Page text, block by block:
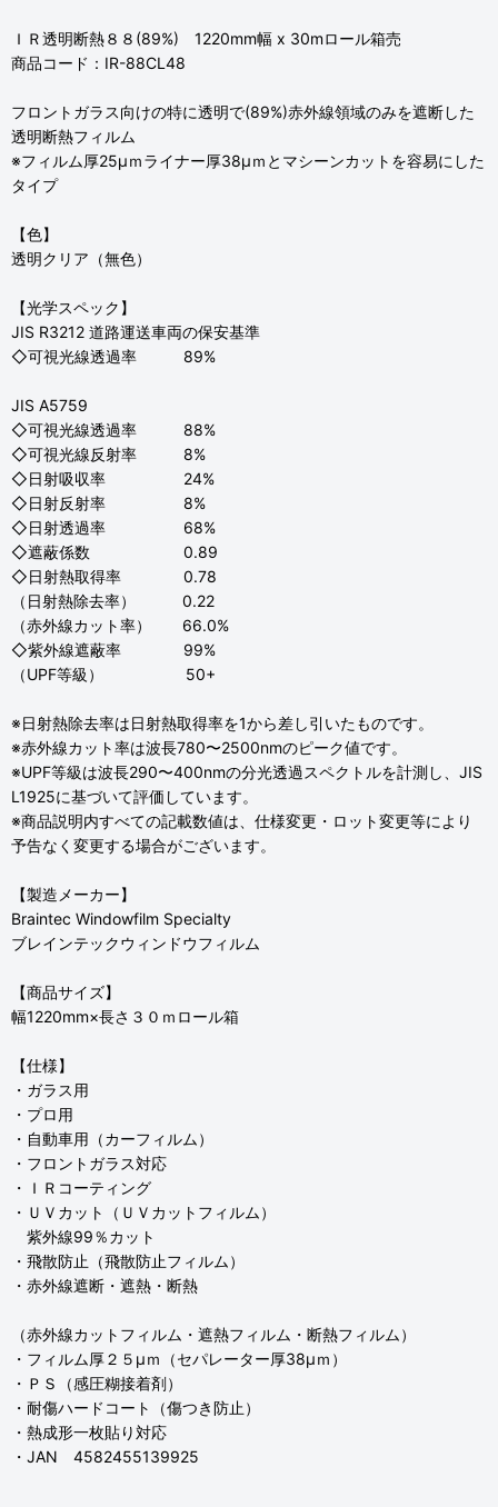
ＩＲ透明断熱８８(89%) 1220mm幅 x 30mロール箱売
商品コード：IR-88CL48
フロントガラス向けの特に透明で(89%)赤外線領域のみを遮断した
透明断熱フィルム
※フィルム厚25μｍライナー厚38μｍとマシーンカットを容易にした
タイプ
【色】
透明クリア（無色）
【光学スペック】
JIS R3212 道路運送車両の保安基準
◇可視光線透過率 89%
JIS A5759
◇可視光線透過率 88%
◇可視光線反射率 8%
◇日射吸収率 24%
◇日射反射率 8%
◇日射透過率 68%
◇遮蔽係数 0.89
◇日射熱取得率 0.78
（日射熱除去率） 0.22
（赤外線カット率） 66.0%
◇紫外線遮蔽率 99%
（UPF等級） 50+
※日射熱除去率は日射熱取得率を1から差し引いたものです。
※赤外線カット率は波長780〜2500nmのピーク値です。
※UPF等級は波長290〜400nmの分光透過スペクトルを計測し、JIS
L1925に基づいて評価しています。
※商品説明内すべての記載数値は、仕様変更・ロット変更等により
予告なく変更する場合がございます。
【製造メーカー】
Braintec Windowfilm Specialty
ブレインテックウィンドウフィルム
【商品サイズ】
幅1220mm×長さ３０ｍロール箱
【仕様】
・ガラス用
・プロ用
・自動車用（カーフィルム）
・フロントガラス対応
・ＩＲコーティング
・ＵＶカット（ＵＶカットフィルム）
紫外線99％カット
・飛散防止（飛散防止フィルム）
・赤外線遮断・遮熱・断熱
（赤外線カットフィルム・遮熱フィルム・断熱フィルム）
・フィルム厚２５μｍ（セパレーター厚38μｍ）
・ＰＳ（感圧糊接着剤）
・耐傷ハードコート（傷つき防止）
・熱成形一枚貼り対応
・JAN 4582455139925